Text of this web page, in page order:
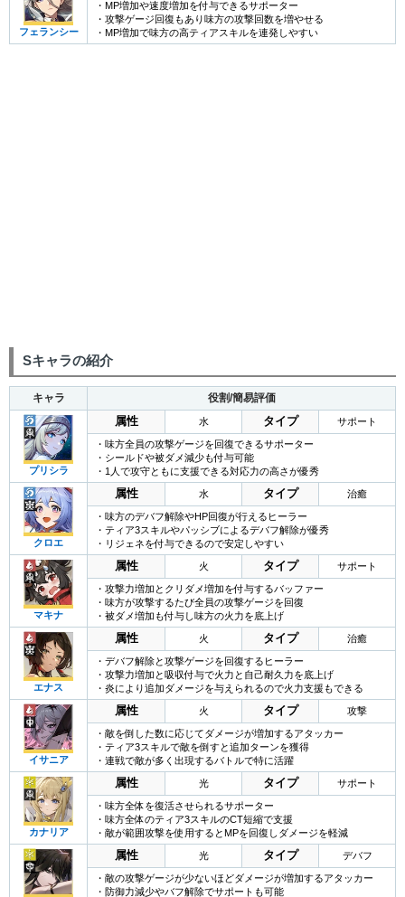
フェランシー
・MP増加や速度増加を付与できるサポーター
・攻撃ゲージ回復もあり味方の攻撃回数を増やせる
・MP増加で味方の高ティアスキルを連発しやすい
Sキャラの紹介
キャラ 役割/簡易評価
プリシラ
属性 水 タイプ サポート
・味方全員の攻撃ゲージを回復できるサポーター
・シールドや被ダメ減少も付与可能
・1人で攻守ともに支援できる対応力の高さが優秀
クロエ
属性 水 タイプ 治癒
・味方のデバフ解除やHP回復が行えるヒーラー
・ティア3スキルやパッシブによるデバフ解除が優秀
・リジェネを付与できるので安定しやすい
マキナ
属性 火 タイプ サポート
・攻撃力増加とクリダメ増加を付与するバッファー
・味方が攻撃するたび全員の攻撃ゲージを回復
・被ダメ増加も付与し味方の火力を底上げ
エナス
属性 火 タイプ 治癒
・デバフ解除と攻撃ゲージを回復するヒーラー
・攻撃力増加と吸収付与で火力と自己耐久力を底上げ
・炎により追加ダメージを与えられるので火力支援もできる
イサニア
属性 火 タイプ 攻撃
・敵を倒した数に応じてダメージが増加するアタッカー
・ティア3スキルで敵を倒すと追加ターンを獲得
・連戦で敵が多く出現するバトルで特に活躍
カナリア
属性 光 タイプ サポート
・味方全体を復活させられるサポーター
・味方全体のティア3スキルのCT短縮で支援
・敵が範囲攻撃を使用するとMPを回復しダメージを軽減
属性 光 タイプ デバフ
・敵の攻撃ゲージが少ないほどダメージが増加するアタッカー
・防御力減少やバフ解除でサポートも可能